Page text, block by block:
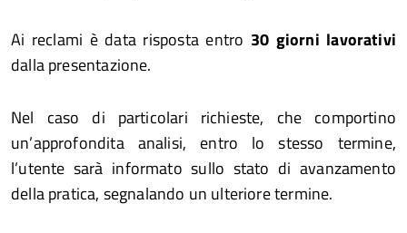
Ai reclami è data risposta entro 30 giorni lavorativi
dalla presentazione.
Nel caso di particolari richieste, che comportino
un’approfondita analisi, entro lo stesso termine,
l’utente sarà informato sullo stato di avanzamento
della pratica, segnalando un ulteriore termine.